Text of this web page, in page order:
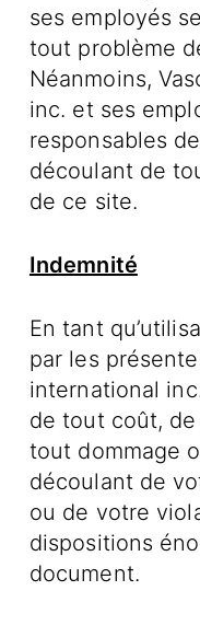
ses employés
tout problème
Néanmoins,
inc. et ses
responsables
découlant de
de ce site.
Indemnité
En tant
par les
international
de tout coût, de
tout dommage
découlant de
ou de votre
dispositions
document.